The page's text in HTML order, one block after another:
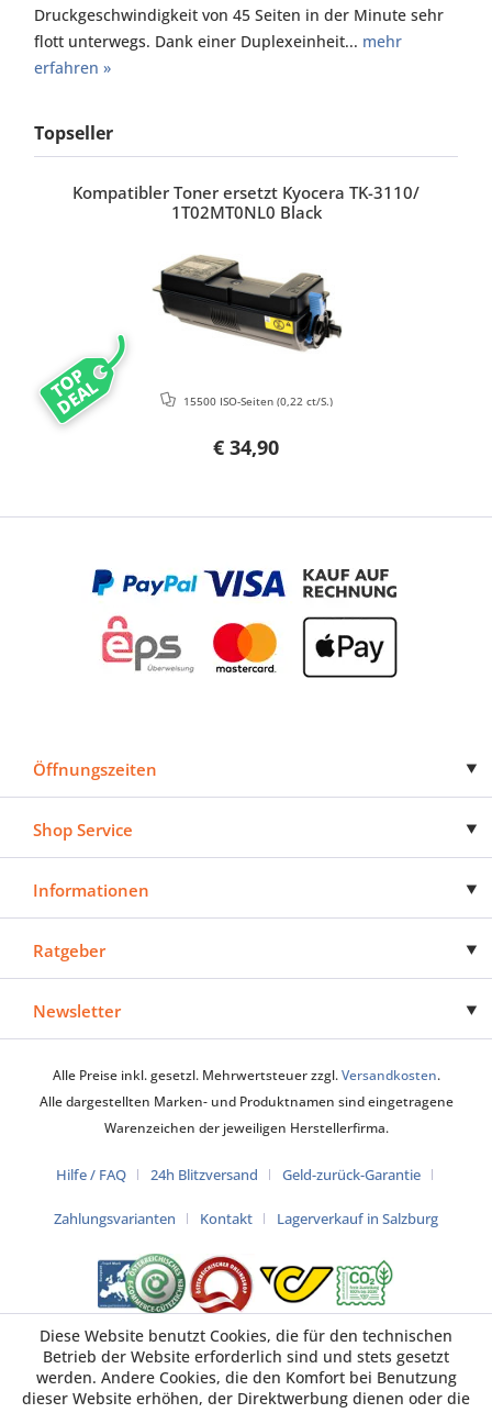
Druckgeschwindigkeit von 45 Seiten in der Minute sehr
flott unterwegs. Dank einer Duplexeinheit... mehr
erfahren »
Topseller
TOP
DEAL
Kompatibler Toner ersetzt Kyocera TK-3110/
1T02MT0NL0 Black
€ 34,90
15500 ISO-Seiten (0,22 ct/S.)
Öffnungszeiten
Shop Service
Informationen
Ratgeber
Newsletter
Alle Preise inkl. gesetzl. Mehrwertsteuer zzgl.Versandkosten.
Alle dargestellten Marken- und Produktnamen sind eingetragene
Warenzeichen der jeweiligen Herstellerfirma.
Hilfe / FAQ 24h Blitzversand Geld-zurück-Garantie
Zahlungsvarianten Kontakt Lagerverkauf in Salzburg
Diese Website benutzt Cookies, die für den technischen
Betrieb der Website erforderlich sind und stets gesetzt
werden. Andere Cookies, die den Komfort bei Benutzung
dieser Website erhöhen, der Direktwerbung dienen oder die